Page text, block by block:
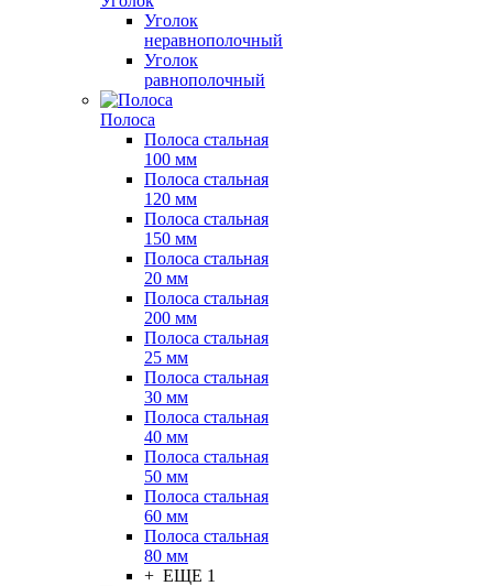
Уголок
неравнополочный
Уголок
равнополочный
Полоса
Полоса стальная
100 мм
Полоса стальная
120 мм
Полоса стальная
150 мм
Полоса стальная
20 мм
Полоса стальная
200 мм
Полоса стальная
25 мм
Полоса стальная
30 мм
Полоса стальная
40 мм
Полоса стальная
50 мм
Полоса стальная
60 мм
Полоса стальная
80 мм
+ ЕЩЕ 1